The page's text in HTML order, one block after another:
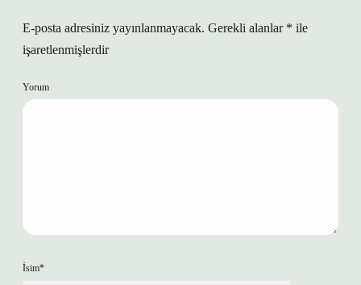
E-posta adresiniz yayınlanmayacak. Gerekli alanlar * ile
işaretlenmişlerdir
Yorum
İsim*